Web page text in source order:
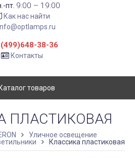
пт. 9:00 – 19:00
Как нас найти
38-36
Контакты
товаров
ПЛАСТИКОВАЯ
Уличное освещение
Классика пластиковая